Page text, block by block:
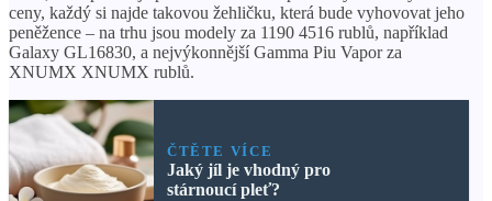
ceny, každý si najde takovou žehličku, která bude vyhovovat jeho
peněžence – na trhu jsou modely za 1190 4516 rublů, například
Galaxy GL16830, a nejvýkonnější Gamma Piu Vapor za
XNUMX XNUMX rublů.
ČTĚTE VÍCE
Jaký jíl je vhodný pro
stárnoucí pleť?